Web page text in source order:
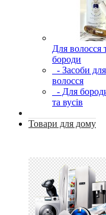
Для волосся
бороди
- Засоби для
волосся
- Для
та вусів
Товари для дому